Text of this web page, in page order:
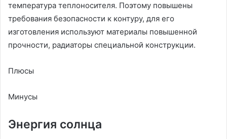
температура теплоносителя. Поэтому повышены
требования безопасности к контуру, для его
изготовления используют материалы повышенной
прочности, радиаторы специальной конструкции.
Плюсы
Минусы
Энергия солнца